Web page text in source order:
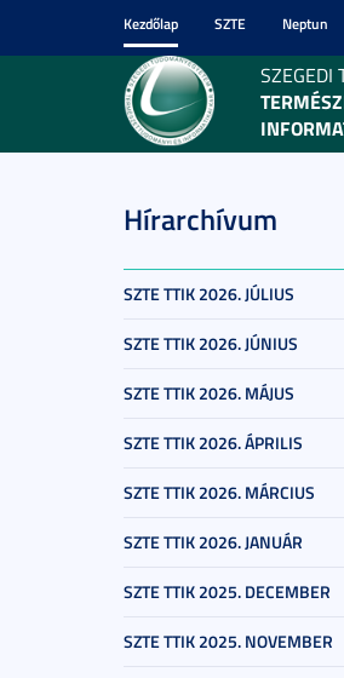
Kezdőlap SZTE Neptun
SZEGEDI
Hírarchívum
SZTE TTIK 2026. JÚLIUS
SZTE TTIK 2026. JÚNIUS
SZTE TTIK 2026. MÁJUS
SZTE TTIK 2026. ÁPRILIS
SZTE TTIK 2026. MÁRCIUS
SZTE TTIK 2026. JANUÁR
SZTE TTIK 2025. DECEMBER
SZTE TTIK 2025. NOVEMBER